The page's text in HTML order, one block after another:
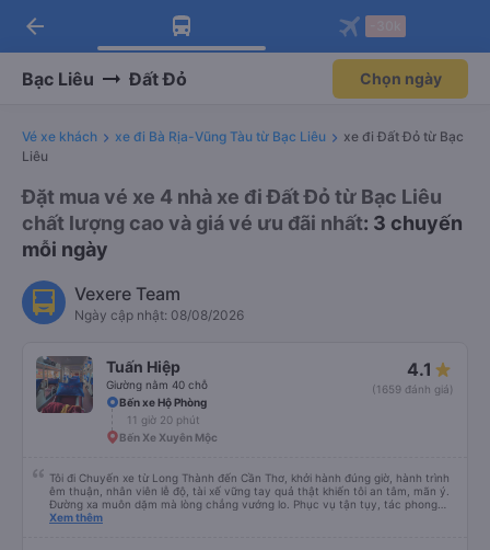
Tải app Vexere ngay!
Nhận ưu đãi thành viên độc
Mở app
Tải app Vexere
-30k/ghế khi đặt vé máy bay qua
Mở app
arrow_back
Bạc Liêu Đất Đỏ Chọn ngày
Vé xe khách xe đi Bà Rịa-Vũng Tàu từ Bạc Liêu
xe đi Đất Đỏ từ Bạc
Liêu
Đặt mua vé xe 4 nhà xe đi Đất Đỏ từ Bạc Liêu
chất lượng cao và giá vé ưu đãi nhất: 3 chuyến
mỗi ngày
Vexere Team
Ngày cập nhật: 08/08/2026
Tuấn Hiệp
Giường nằm 40 chỗ
4.1
(1659 đánh giá)
Bến xe Hộ Phòng
11 giờ 20 phút
Bến Xe Xuyên Mộc
Tôi đi Chuyến xe từ Long Thành đến Cần Thơ, khởi hành đúng giờ, hành trình
êm thuận, nhân viên lễ độ, tài xế vững tay quả thật khiến tôi an tâm, mãn ý.
Đường xa muôn dặm mà lòng chẳng vướng lo. Phục vụ tận tụy, tác phong
nghiêm cẩn, hiếm thấy giữa thời buổi kim tiền vội vã. Xã hội loạn đạo. Xin gửi
Xem thêm